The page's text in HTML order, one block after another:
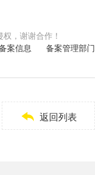
，谢谢合作！
案信息 备案管理部门
 返回列表